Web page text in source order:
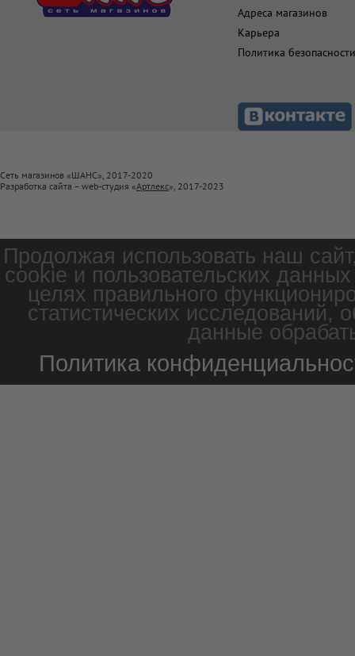
Адреса магазинов
Карьера
Политика безопасности
Сеть магазинов «ШАНС», 2017-2020
Разработка сайта – web-студия «Артлекс», 2017-2023
Продолжая использовать наш
cookie и пользовательских
целях правильного
статистических
данные
Политика